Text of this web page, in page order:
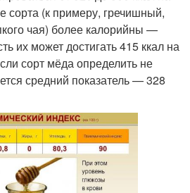
сорта (к примеру, гречишный,
чая) более калорийны —
их может достигать 415 ккал на
сорт мёда определить не
средний показатель — 328